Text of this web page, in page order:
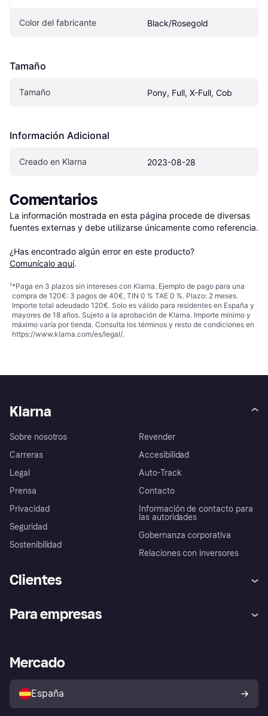
Color del fabricante Black/Rosegold
Tamaño
Tamaño Pony, Full, X-Full, Cob
Información Adicional
Creado en Klarna 2023-08-28
Comentarios
La información mostrada en esta página procede de diversas
fuentes externas y debe utilizarse únicamente como referencia.
¿Has encontrado algún error en este producto?
Comunícalo aquí.
¹*Paga en 3 plazos sin intereses con Klarna. Ejemplo de pago para una
compra de 120€: 3 pagos de 40€, TIN 0 % TAE 0 %. Plazo: 2 meses.
Importe total adeudado 120€. Solo es válido para residentes en España y
mayores de 18 años. Sujeto a la aprobación de Klarna. Importe mínimo y
máximo varía por tienda. Consulta los términos y resto de condiciones en
https://www.klarna.com/es/legal/.
Klarna
Sobre nosotros
Carreras
Legal
Prensa
Privacidad
Seguridad
Sostenibilidad
Revender
Accesibilidad
Auto-Track
Contacto
Información de contacto para
las autoridades
Gobernanza corporativa
Relaciones con inversores
Clientes
Inicio de sesión
Directorio de tiendas
Política de protección al
comprador de Klarna
Reclamaciones
Para empresas
Acceso empresas
Mercado
España